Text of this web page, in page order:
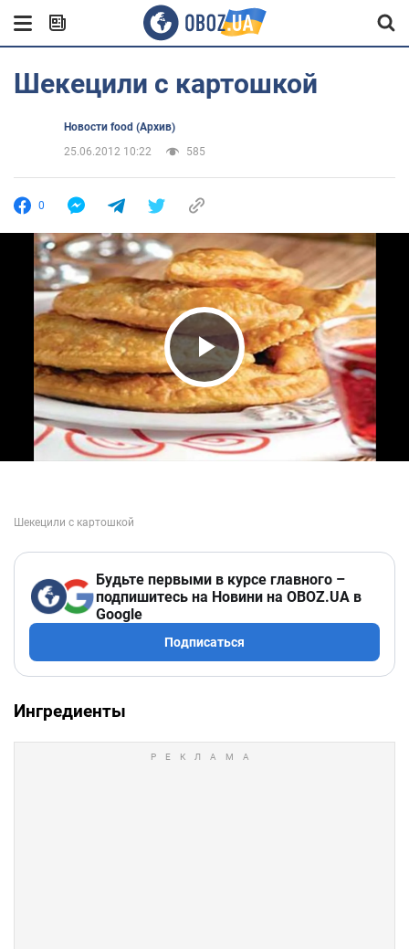
Шекецили с картошкой
Новости food (Архив)
25.06.2012 10:22
585
0
Play Video
Будьте первыми в курсе главного –
подпишитесь на Новини на OBOZ.UA в
Google
Подписаться
Ингредиенты